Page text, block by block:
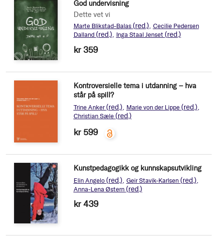
God undervisning
Dette vet vi
Marte Blikstad-Balas (red.) Cecilie Pedersen
Dalland (red.) Inga Staal Jenset (red.)
kr 359
Kontroversielle tema i utdanning – hva
står på spill?
Trine Anker (red.) Marie von der Lippe (red.)
Christian Sæle (red.)
kr 599
Kunstpedagogikk og kunnskapsutvikling
Elin Angelo (red.) Geir Stavik-Karlsen (red.)
Anna-Lena Østern (red.)
kr 439